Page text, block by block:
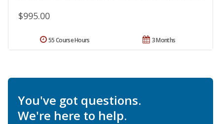
$995.00
3 Months
55 Course Hours
You've got questions.
We're here to help.